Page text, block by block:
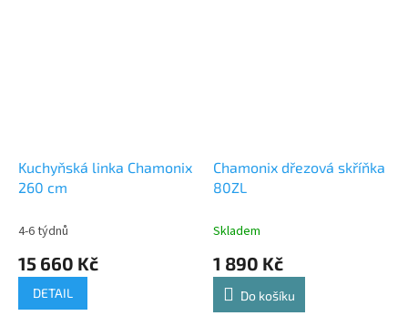
Kuchyňská linka Chamonix
260 cm
4-6 týdnů
15 660 Kč
DETAIL
Chamonix dřezová skříňka
80ZL
Skladem
1 890 Kč
Do košíku